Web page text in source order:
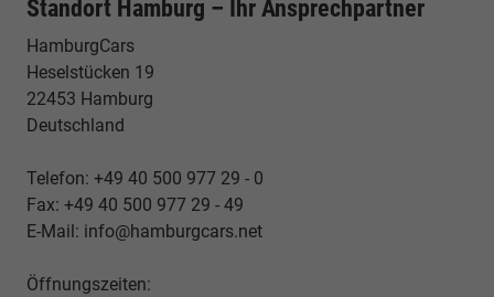
Standort Hamburg – Ihr Ansprechpartner
HamburgCars
Heselstücken 19
22453 Hamburg
Deutschland
Telefon: +49 40 500 977 29 - 0
Fax: +49 40 500 977 29 - 49
E-Mail: info@hamburgcars.net
Öffnungszeiten: